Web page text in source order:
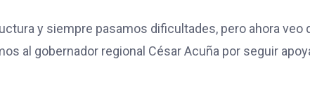
y siempre pasamos dificultades, pero ahora veo
al gobernador regional César Acuña por seguir